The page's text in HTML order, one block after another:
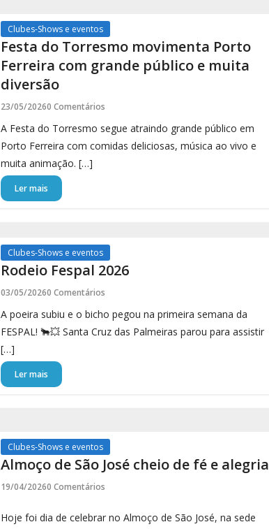
Clubes-Shows e eventos
Festa do Torresmo movimenta Porto
Ferreira com grande público e muita
diversão
23/05/20260 Comentários
A Festa do Torresmo segue atraindo grande público em
Porto Ferreira com comidas deliciosas, música ao vivo e
muita animação. […]
Ler mais
Clubes-Shows e eventos
Rodeio Fespal 2026
03/05/20260 Comentários
A poeira subiu e o bicho pegou na primeira semana da
FESPAL! 🐂💥 Santa Cruz das Palmeiras parou para assistir
[…]
Ler mais
Clubes-Shows e eventos
Almoço de São José cheio de fé e
19/04/20260 Comentários
Hoje foi dia de celebrar no Almoço de São José, na sede